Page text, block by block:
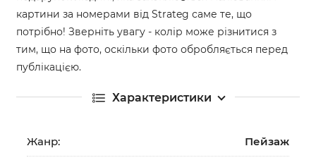
картини за номерами від Strateg саме те, що
потрібно! Зверніть увагу - колір може різнитися з
тим, що на фото, оскільки фото обробляється перед
публікацією.
Характеристики
Жанр: Пейзаж